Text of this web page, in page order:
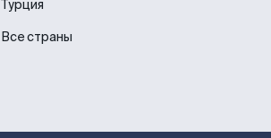
Турция
Все страны